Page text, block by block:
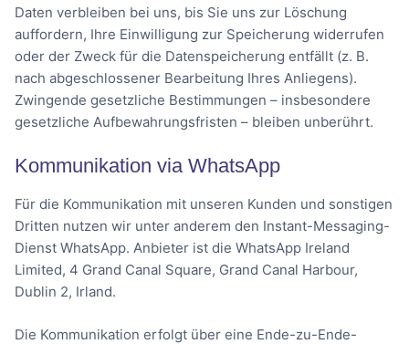
Daten verbleiben bei uns, bis Sie uns zur Löschung
auffordern, Ihre Einwilligung zur Speicherung widerrufen
oder der Zweck für die Datenspeicherung entfällt (z. B.
nach abgeschlossener Bearbeitung Ihres Anliegens).
Zwingende gesetzliche Bestimmungen – insbesondere
gesetzliche Aufbewahrungsfristen – bleiben unberührt.
Kommunikation via WhatsApp
Für die Kommunikation mit unseren Kunden und sonstigen
Dritten nutzen wir unter anderem den Instant-Messaging-
Dienst WhatsApp. Anbieter ist die WhatsApp Ireland
Limited, 4 Grand Canal Square, Grand Canal Harbour,
Dublin 2, Irland.
Die Kommunikation erfolgt über eine Ende-zu-Ende-